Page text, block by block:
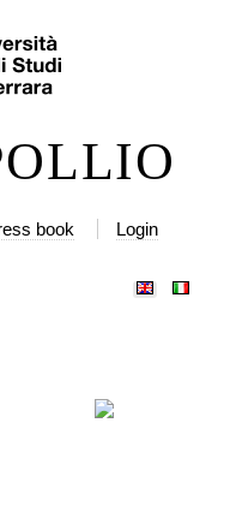
book Login